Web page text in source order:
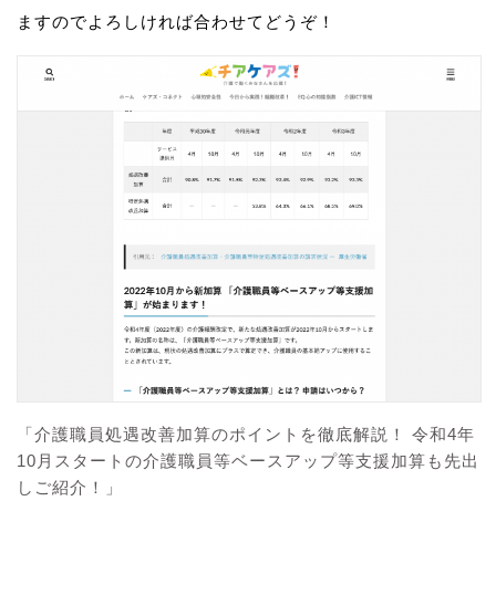
ますのでよろしければ合わせてどうぞ！
「介護職員処遇改善加算のポイントを徹底解説！ 令和4年
10月スタートの介護職員等ベースアップ等支援加算も先出
しご紹介！」